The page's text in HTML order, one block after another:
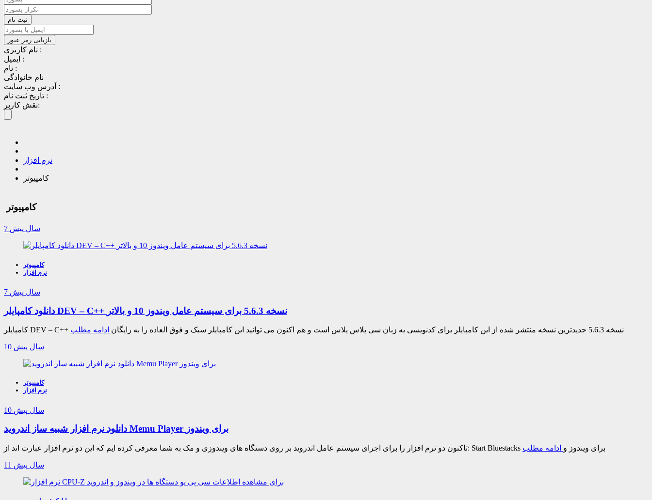
نام کاربری :
ایمیل :
نام :
نام خانوادگی
آدرس وب سایت :
تاریخ ثبت نام :
نقش کاربر:
نرم افزار
کامپیوتر
کامپیوتر
7 سال پیش
کامپیوتر
نرم افزار
7 سال پیش
دانلود کامپایلر DEV – C++ نسخه 5.6.3 برای سیستم عامل ویندوز 10 و بالاتر
کامپایلر DEV – C++ نسخه 5.6.3 جدیدترین نسخه منتشر شده از این کامپایلر برای کدنویسی به زبان سی پلاس پلاس است و هم اکنون می توانید این کامپایلر سبک و فوق العاده را به رایگان ادامه مطلب
10 سال پیش
کامپیوتر
نرم افزار
10 سال پیش
دانلود نرم افزار شبیه ساز اندروید Memu Player برای ویندوز
تاکنون دو نرم افزار را برای اجرای سیستم عامل اندروید بر روی دستگاه های ویندوزی و مک به شما معرفی کرده ایم که این دو نرم افزار عبارت اند از: Start Bluestacks برای ویندوز و ادامه مطلب
11 سال پیش